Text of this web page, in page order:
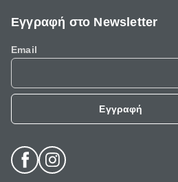
Εγγραφή στο Newsletter
Email
Εγγραφή